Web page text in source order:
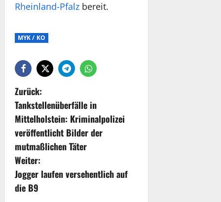
Rheinland-Pfalz bereit.
MYK / KO
Zurück:
Tankstellenüberfälle in
Mittelholstein: Kriminalpolizei
veröffentlicht Bilder der
mutmaßlichen Täter
Weiter:
Jogger laufen versehentlich auf
die B9